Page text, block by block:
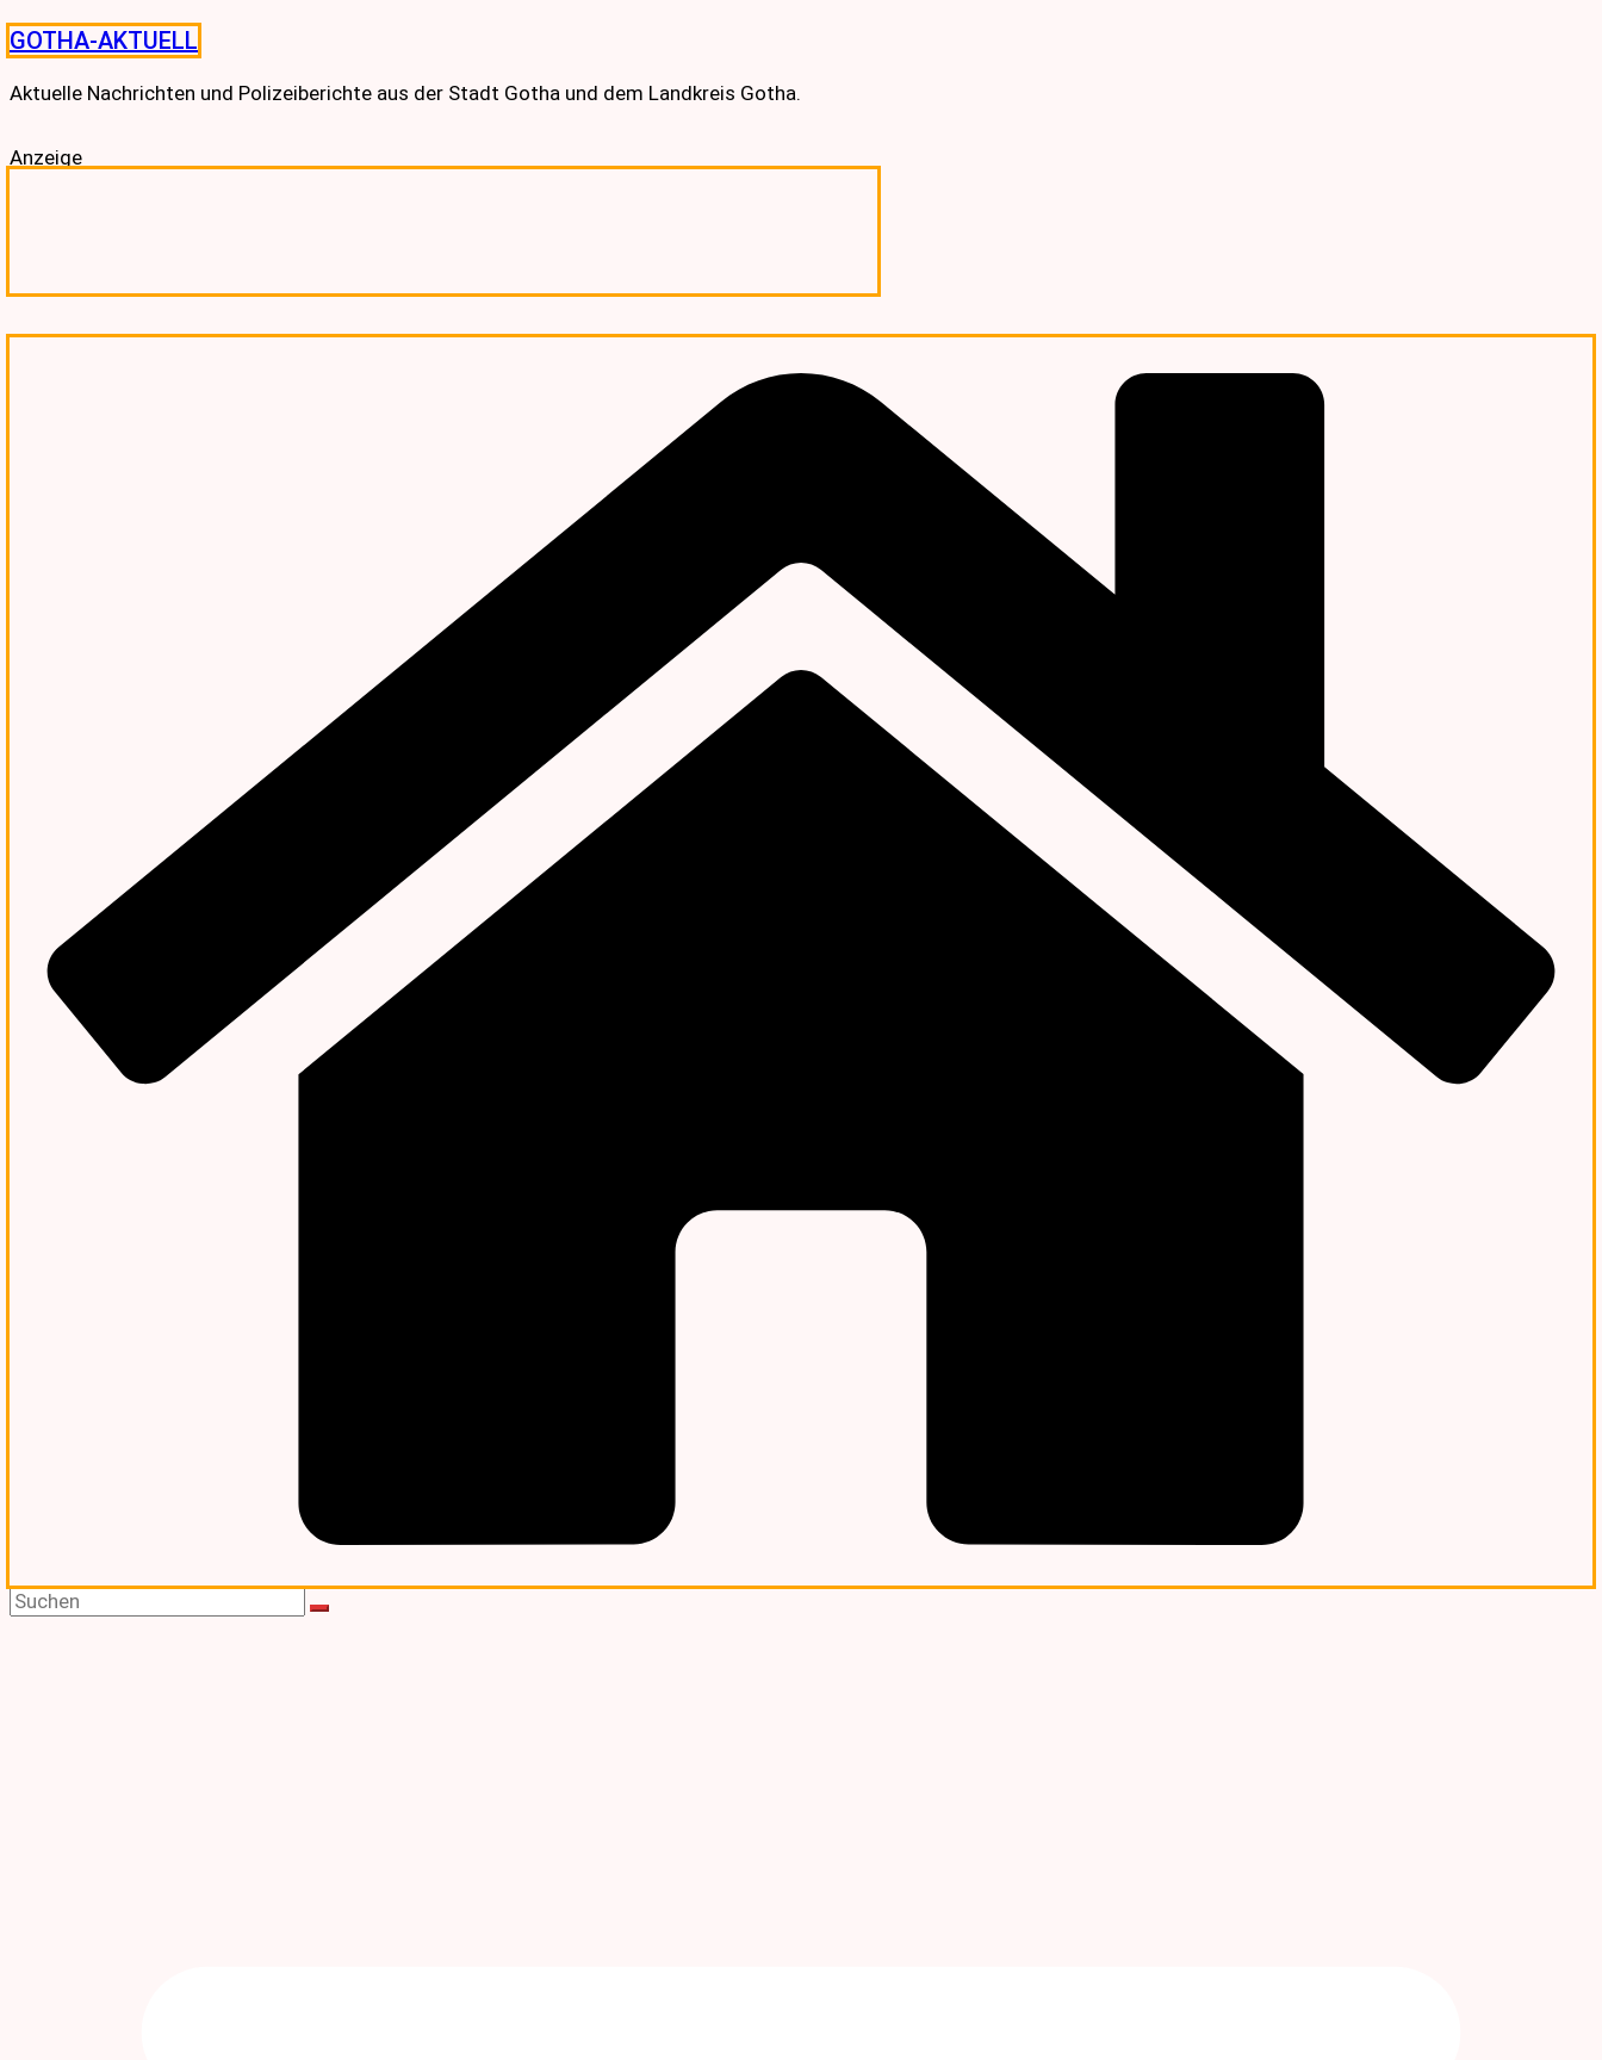
Skip
to
content
GOTHA-AKTUELL
Aktuelle Nachrichten und Polizeiberichte aus der Stadt Gotha und dem Landkreis Gotha.
Anzeige